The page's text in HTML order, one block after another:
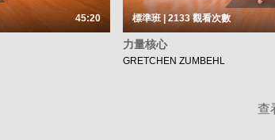
45:20 標準班 | 2133觀看次數
力量核心
GRETCHEN ZUMBEHL
查